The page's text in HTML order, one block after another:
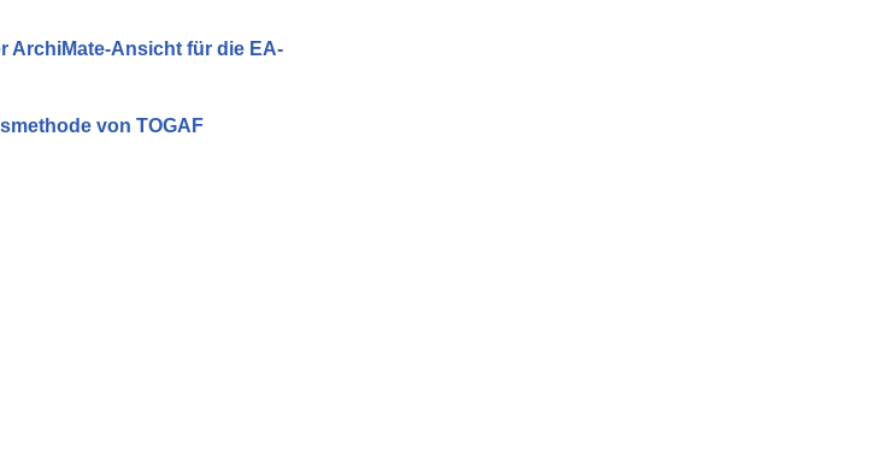
ArchiMate-Ansicht für die EA-
von TOGAF